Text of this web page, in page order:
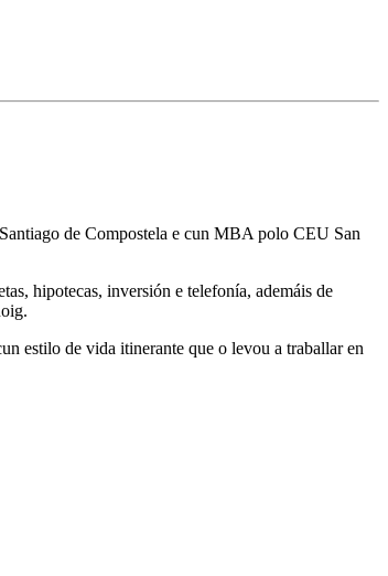
de Compostela e cun MBA polo CEU San
hipotecas, inversión e telefonía, ademáis de
estilo de vida itinerante que o levou a traballar en